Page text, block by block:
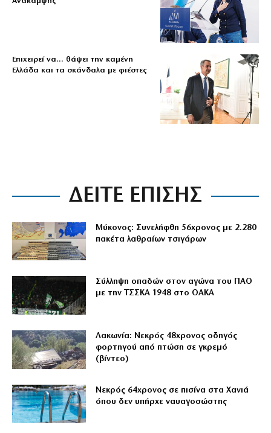
Επιχειρεί να… θάψει την καμένη
Ελλάδα και τα σκάνδαλα με φιέστες
ΔΕΙΤΕ ΕΠΙΣΗΣ
Μύκονος: Συνελήφθη 56χρονος με 2.280
πακέτα λαθραίων τσιγάρων
Σύλληψη οπαδών στον αγώνα του ΠΑΟ
με την ΤΣΣΚΑ 1948 στο ΟΑΚΑ
Λακωνία: Νεκρός 48χρονος οδηγός
φορτηγού από πτώση σε γκρεμό
(βίντεο)
Νεκρός 64χρονος σε πισίνα στα Χανιά
όπου δεν υπήρχε ναυαγοσώστης